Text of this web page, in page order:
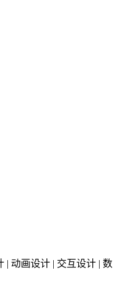
| 动画设计 | 交互设计 | 数